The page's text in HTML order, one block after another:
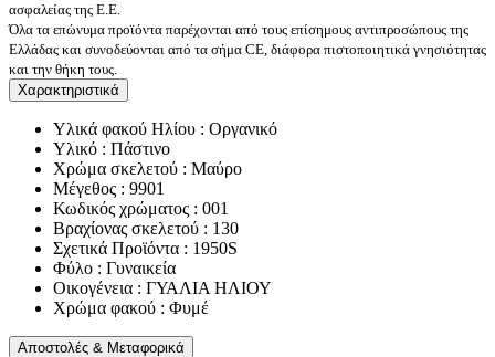
ασφαλείας της Ε.Ε.
Όλα τα επώνυμα προϊόντα παρέχονται από τους επίσημους αντιπροσώπους της
Ελλάδας και συνοδεύονται από τα σήμα CE, διάφορα πιστοποιητικά γνησιότητας
και την θήκη τους.
Χαρακτηριστικά
Υλικά φακού Ηλίου : Οργανικό
Υλικό : Πάστινο
Χρώμα σκελετού : Μαύρο
Μέγεθος : 9901
Κωδικός χρώματος : 001
Βραχίονας σκελετού : 130
Σχετικά Προϊόντα : 1950S
Φύλο : Γυναικεία
Οικογένεια : ΓΥΑΛΙΑ ΗΛΙΟΥ
Χρώμα φακού : Φυμέ
Αποστολές & Μεταφορικά